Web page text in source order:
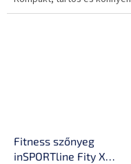
tisztítható, ideális
Fitness szőnyeg
inSPORTline Fity X